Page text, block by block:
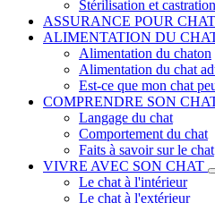
Stérilisation et
ASSURANCE POUR CHAT
ALIMENTATION DU
Alimentation du chaton
Alimentation du chat
Est-ce que mon chat
COMPRENDRE SON
Langage du chat
Comportement du chat
Faits à savoir sur le chat
VIVRE AVEC SON CHAT
Le chat à l'intérieur
Le chat à l'extérieur